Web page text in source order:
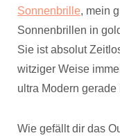
Sonnenbrille, mein
Sonnenbrillen in
Sie ist absolut
witziger Weise
ultra Modern
Wie gefällt dir das